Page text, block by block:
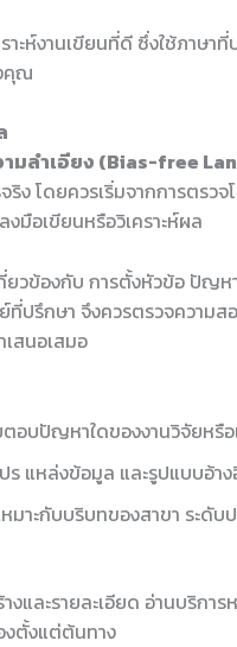
ะห์งานเขียนที่ดี ซึ่งใช้ภาษาที่
คุณ
ามลำเอียง (Bias-free
ริง โดยควรเริ่มจากการตรว
มือเขียนหรือวิเคราะห์ผล
ยวข้องกับ การตั้งหัวข้อ ปัญ
ที่ปรึกษา จึงควรตรวจความส
สนอเสมอ
อบปัญหาใดของงานวิจัยหรือ
แหล่งข้อมูล และรูปแบบอ้า
มาะกับบริบทของสาขา ระดั
และรายละเอียด อ่านบริกา
งตั้งแต่ต้นทาง